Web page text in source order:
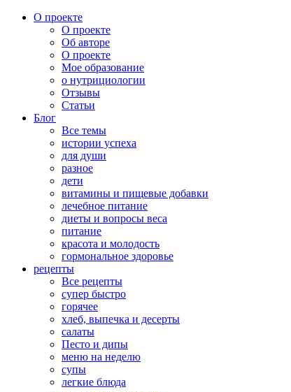
О проекте
О проекте
Об авторе
О проекте
Мое образование
о нутрициологии
Отзывы
Статьи
Блог
Все темы
истории успеха
для души
разное
дети
витамины и пищевые добавки
лечебное питание
диеты и вопросы веса
питание
красота и молодость
гормональное здоровье
рецепты
Все рецепты
супер быстро
горячее
хлеб, выпечка и десерты
салаты
Песто и дипы
меню на неделю
супы
легкие блюда